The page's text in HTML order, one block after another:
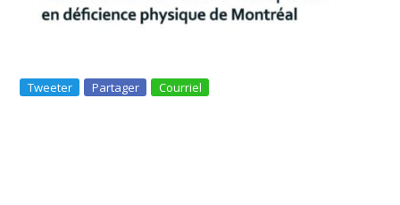
Tweeter Partager Courriel